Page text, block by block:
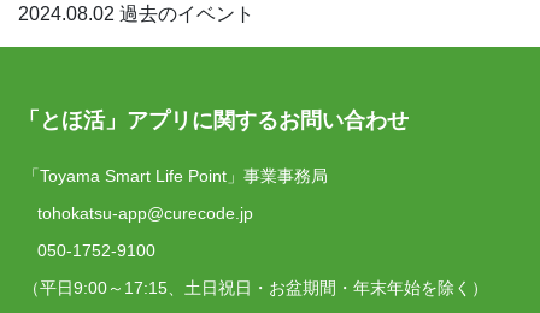
2024.08.02 過去のイベント
「とほ活」アプリに関するお問い合わせ
「Toyama Smart Life Point」事業事務局
tohokatsu-app@curecode.jp
050-1752-9100
（平日9:00～17:15、土日祝日・お盆期間・年末年始を除く）